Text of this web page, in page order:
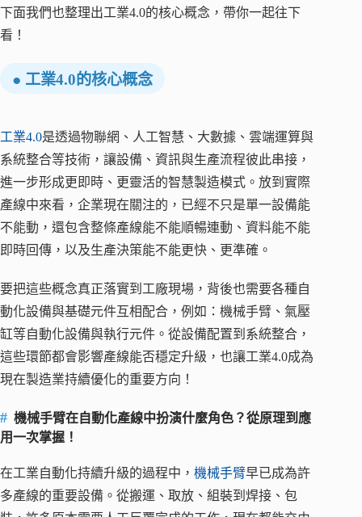
下面我們也整理出工業4.0的核心概念，帶你一起往下
看！
● 工業4.0的核心概念
工業4.0是透過物聯網、人工智慧、大數據、雲端運算與
系統整合等技術，讓設備、資訊與生產流程彼此串接，
進一步形成更即時、更靈活的智慧製造模式。放到實際
產線中來看，企業現在關注的，已經不只是單一設備能
不能動，還包含整條產線能不能順暢連動、資料能不能
即時回傳，以及生產決策能不能更快、更準確。
要把這些概念真正落實到工廠現場，背後也需要各種自
動化設備與基礎元件互相配合，例如：機械手臂、氣壓
缸等自動化設備與執行元件。從設備配置到系統整合，
這些環節都會影響產線能否穩定升級，也讓工業4.0成為
現在製造業持續優化的重要方向！
機械手臂在自動化產線中扮演什麼角色？從原理到應
用一次掌握！
在工業自動化持續升級的過程中， 機械手臂早已成為許
多產線的重要設備。從搬運、取放、組裝到焊接、包